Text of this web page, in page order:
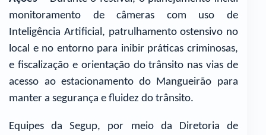
monitoramento de câmeras com uso de
Inteligência Artificial, patrulhamento ostensivo no
local e no entorno para inibir práticas criminosas,
e fiscalização e orientação do trânsito nas vias de
acesso ao estacionamento do Mangueirão para
manter a segurança e fluidez do trânsito.
Equipes da Segup, por meio da Diretoria de